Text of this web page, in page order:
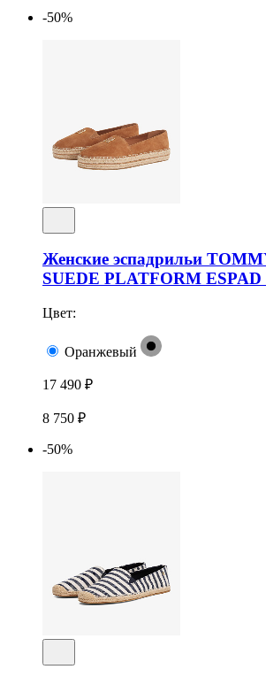
-50%
Женские эспадрильи
SUEDE PLATFORM ESPAD
Цвет:
Оранжевый
17 490 ₽
8 750 ₽
-50%